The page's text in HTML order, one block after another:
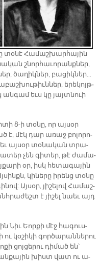
տօ­նէ Հա­մաշ­խար­հա­յին
շնոր­հա­ւո­րանք­ներ,
ծա­ղիկ­ներ, բա­ցիկ­ներ…
ե­րե­կոյթ­
ան­գամ եւս կը յայտ­նուի
8-ի տօ­նը, որ այ­սօր
է, մէկ դար ա­ռաջ բո­լո­րո­
եւ այ­սօր տօ­նա­կան տրա­
չեն գի­տեր, թէ ժա­մա­
օր, իսկ հե­տա­գա­յին
կի­նե­րը ի­րենց տօ­նը
Այ­սօր, յի­շե­լով Հա­մաշ­
է յի­շել նաեւ այդ
Նիւ Եոր­քի մէջ հա­գուս­
ու կօ­շի­կի գոր­ծա­րան­նե­րու
ցոյ­ցե­րու դի­մած են՝
խիստ վատ ու ա­